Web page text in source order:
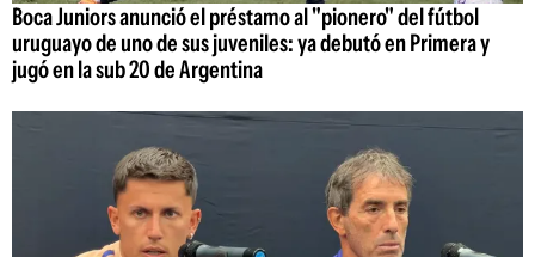
Boca Juniors anunció el préstamo al "pionero" del fútbol
uruguayo de uno de sus juveniles: ya debutó en Primera y
jugó en la sub 20 de Argentina